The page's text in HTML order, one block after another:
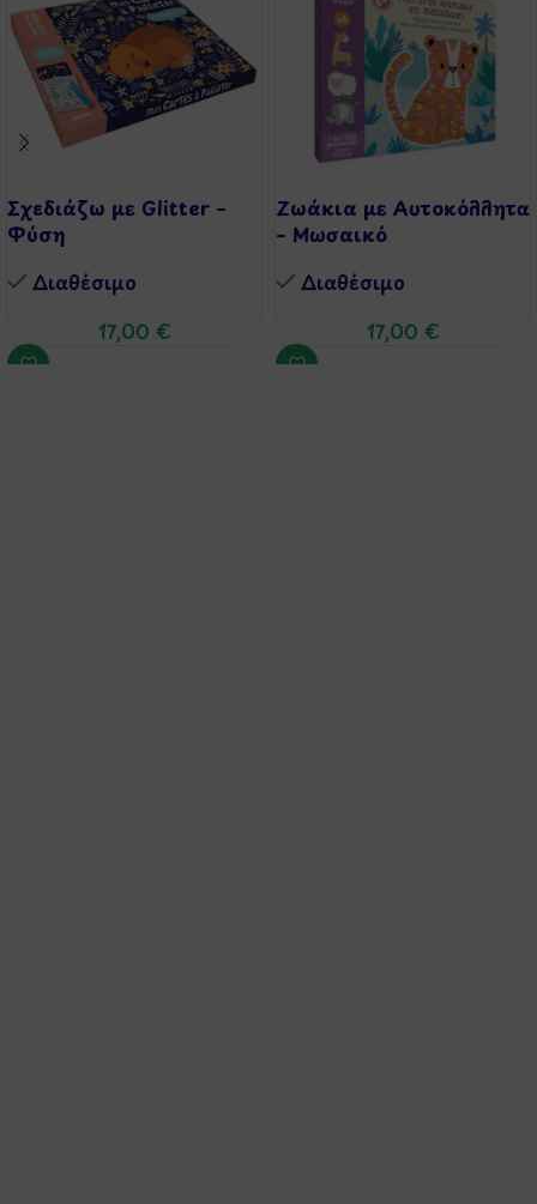
Σχεδιάζω με Glitter –
Φύση
Διαθέσιμo
17,00 €
Ζωάκια με Αυτοκόλλητα
– Μωσαικό
Διαθέσιμo
17,00 €